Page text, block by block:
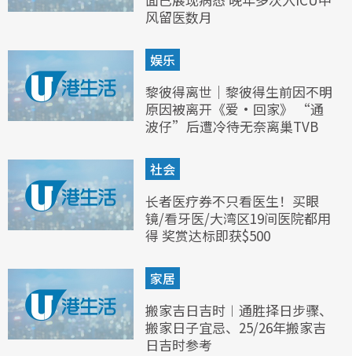
风留医数月
娱乐
黎彼得离世｜黎彼得生前因不明
原因被离开《爱·回家》 “通
波仔”后遭冷待无奈离巢TVB
社会
长者医疗券不只看医生！买眼
镜/看牙医/大湾区19间医院都用
得 奖赏达标即获$500
家居
搬家吉日吉时︱通胜择日步骤、
搬家日子宜忌、25/26年搬家吉
日吉时参考